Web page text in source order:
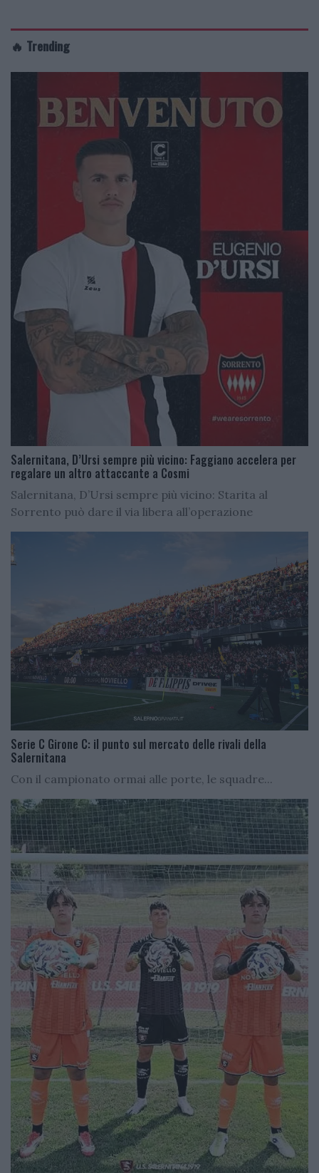
🔥 Trending
Salernitana, D’Ursi sempre più vicino: Faggiano accelera per
regalare un altro attaccante a Cosmi
Salernitana, D’Ursi sempre più vicino: Starita al
Sorrento può dare il via libera all’operazione
Serie C Girone C: il punto sul mercato delle rivali della
Salernitana
Con il campionato ormai alle porte, le squadre...